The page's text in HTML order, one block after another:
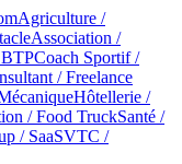
Agriculture /
Association /
Coach Sportif /
/ Freelance
Hôtellerie /
/ Food TruckSanté /
/ SaaSVTC /